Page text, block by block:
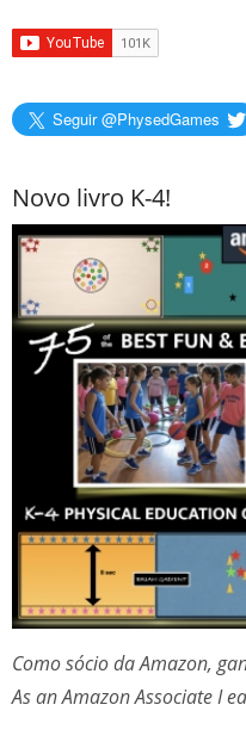
Seguir @PhysedGames
Novo livro K-4!
Como sócio da Amazon,
As an Amazon Associate I